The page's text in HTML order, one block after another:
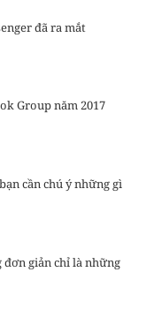
đã ra mắt
Group năm 2017
cần chú ý những gì
giản chỉ là những